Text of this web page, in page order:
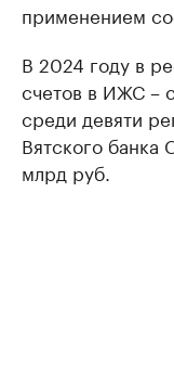
применением
В 2024 году в
счетов в ИЖС –
среди девяти
Вятского
млрд руб.